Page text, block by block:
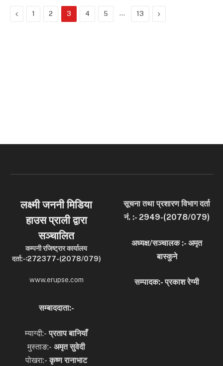
Previous
1 2 3 4 5 … 13 Next
लक्ष्मी जननी मिडिया
हाउस प्राली द्वारा
सञ्चालित
कम्पनी रजिष्ट्रार कार्यालय
दर्ता:-ः272377-(2078/079)
www.erupse.com
सूचना तथा प्रशारण विभाग दर्ता
नं. :- 2949-(2078/079)
अध्यक्ष/सञ्चालक :- अमृत
बास्कुने
सम्पादक:- प्रकाश रेग्मी
सम्बाददाता:-
म्याग्दी:-प्रताप बानियाँ
मुस्ताङ:- अमृत सुवेदी
पोखरा:-कृष्ण रानाभाट